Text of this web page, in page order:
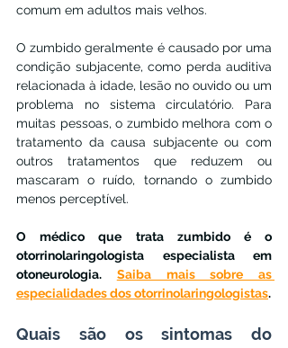
comum em adultos mais velhos.
O zumbido geralmente é causado por uma
condição subjacente, como perda auditiva
relacionada à idade, lesão no ouvido ou um
problema no sistema circulatório. Para
muitas pessoas, o zumbido melhora com o
tratamento da causa subjacente ou com
outros tratamentos que reduzem ou
mascaram o ruído, tornando o zumbido
menos perceptível.
O médico que trata zumbido é o
otorrinolaringologista especialista em
otoneurologia. Saiba mais sobre as
especialidades dos otorrinolaringologistas.
Quais são os sintomas do